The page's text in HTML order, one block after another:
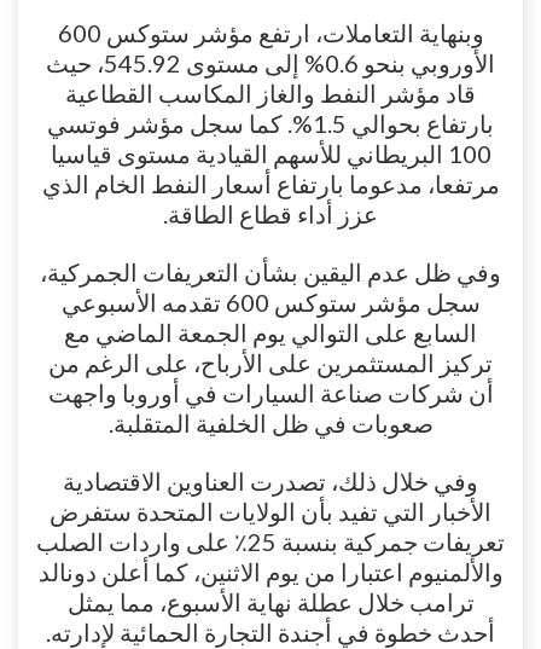
وبنهاية التعاملات، ارتفع مؤشر ستوكس 600
الأوروبي بنحو 0.6% إلى مستوى 545.92، حيث
قاد مؤشر النفط والغاز المكاسب القطاعية
بارتفاع بحوالي 1.5%. كما سجل مؤشر فوتسي
100 البريطاني للأسهم القيادية مستوى قياسيا
مرتفعا، مدعوما بارتفاع أسعار النفط الخام الذي
عزز أداء قطاع الطاقة.
وفي ظل عدم اليقين بشأن التعريفات الجمركية،
سجل مؤشر ستوكس 600 تقدمه الأسبوعي
السابع على التوالي يوم الجمعة الماضي مع
تركيز المستثمرين على الأرباح، على الرغم من
أن شركات صناعة السيارات في أوروبا واجهت
صعوبات في ظل الخلفية المتقلبة.
وفي خلال ذلك، تصدرت العناوين الاقتصادية
الأخبار التي تفيد بأن الولايات المتحدة ستفرض
تعريفات جمركية بنسبة 25٪ على واردات الصلب
والألمنيوم اعتبارا من يوم الاثنين، كما أعلن دونالد
ترامب خلال عطلة نهاية الأسبوع، مما يمثل
أحدث خطوة في أجندة التجارة الحمائية لإدارته.